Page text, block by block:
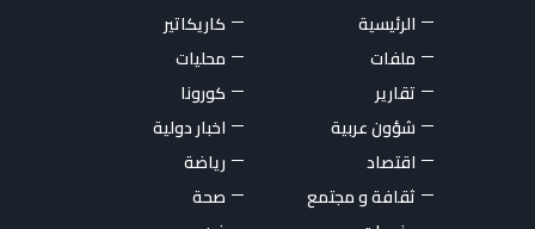
الرئيسية
كاريكاتير
ملفات
محليات
تقارير
كورونا
شؤون عربية
اخبار دولية
اقتصاد
رياضة
ثقافة و مجتمع
صحة